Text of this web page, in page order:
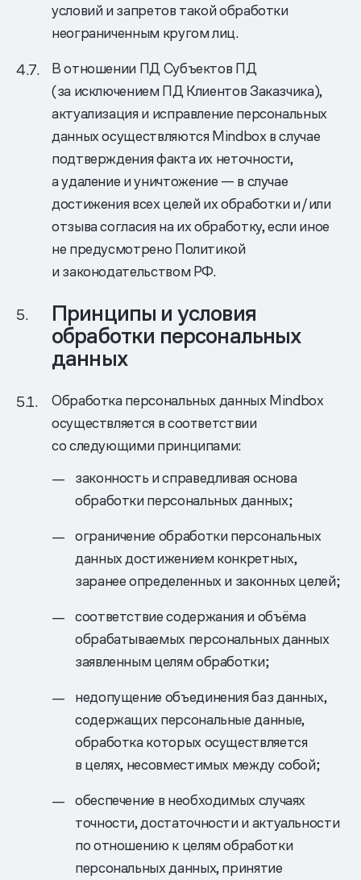
условий и запретов такой обработки
неограниченным кругом лиц.
В отношении ПД Субъектов ПД
(за исключением ПД Клиентов Заказчика),
актуализация и исправление персональных
данных осуществляются Mindbox в случае
подтверждения факта их неточности,
а удаление и уничтожение — в случае
достижения всех целей их обработки и/или
отзыва согласия на их обработку, если иное
не предусмотрено Политикой
и законодательством РФ.
Принципы и условия
обработки персональных
данных
Обработка персональных данных Mindbox
осуществляется в соответствии
со следующими принципами:
законность и справедливая основа
обработки персональных данных;
ограничение обработки персональных
данных достижением конкретных,
заранее определенных и законных целей;
соответствие содержания и объёма
обрабатываемых персональных данных
заявленным целям обработки;
недопущение объединения баз данных,
содержащих персональные данные,
обработка которых осуществляется
в целях, несовместимых между собой;
обеспечение в необходимых случаях
точности, достаточности и актуальности
по отношению к целям обработки
персональных данных, принятие